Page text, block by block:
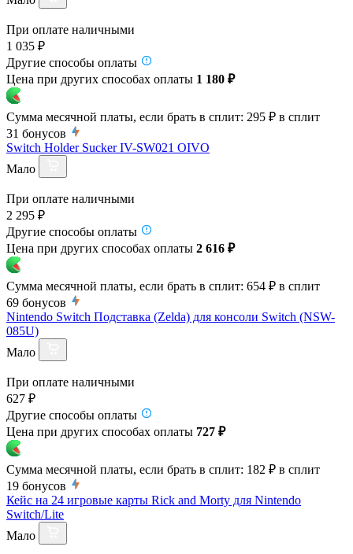
При оплате наличными
1 035 ₽
Другие способы оплаты
Цена при других способах оплаты 1 180 ₽
Сумма месячной платы, если брать в сплит: 295 ₽ в сплит
31 бонусов
Switch Holder Sucker IV-SW021 OIVO
Мало
При оплате наличными
2 295 ₽
Другие способы оплаты
Цена при других способах оплаты 2 616 ₽
Сумма месячной платы, если брать в сплит: 654 ₽ в сплит
69 бонусов
Nintendo Switch Подставка (Zelda) для консоли Switch (NSW-
085U)
Мало
При оплате наличными
627 ₽
Другие способы оплаты
Цена при других способах оплаты 727 ₽
Сумма месячной платы, если брать в сплит: 182 ₽ в сплит
19 бонусов
Кейс на 24 игровые карты Rick and Morty для Nintendo
Switch/Lite
Мало